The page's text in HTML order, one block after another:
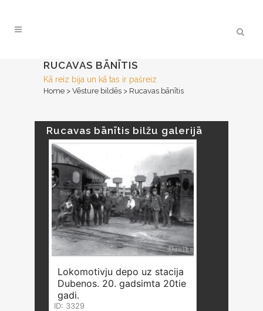
RUCAVAS BĀNĪTIS
Kā reiz bija un kā tas ir pašreiz
Home > Vēsture bildēs > Rucavas bānītis
Rucavas bānītis bilžu galerijā
Lokomotivju depo uz stacija
Dubenos. 20. gadsimta 20tie
gadi.
ID: 3329